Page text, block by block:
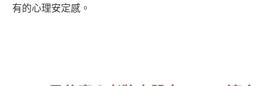
有的心理安定感。